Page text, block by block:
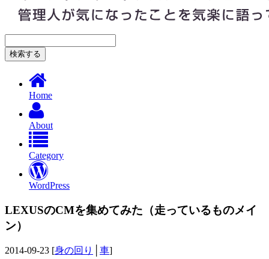
Home
About
Category
WordPress
LEXUSのCMを集めてみた（走っているものメイ
ン）
2014-09-23 [身の回り 車]